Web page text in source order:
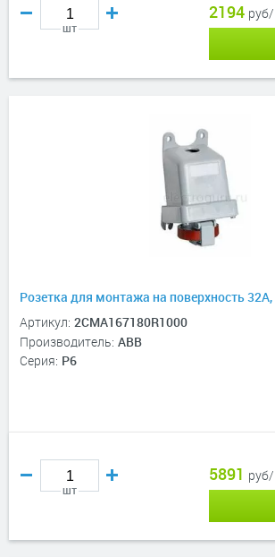
шт
2194
Розетка для монтажа на поверхность 32A,
Артикул: 2CMA167180R1000
Производитель: ABB
Серия: P6
шт
5891